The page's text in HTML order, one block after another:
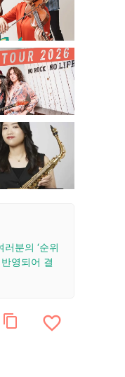
분의 ‘순위
반영되어 결
content_copy favorite_border